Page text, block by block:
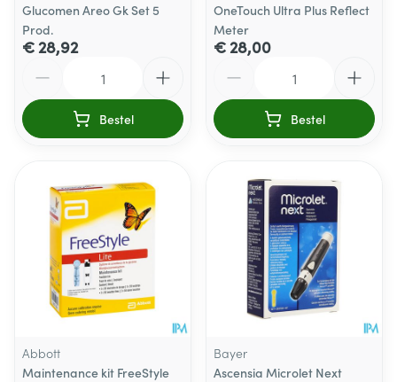
Glucomen Areo Gk Set 5
Prod.
€ 28,92
Bestel
OneTouch Ultra Plus Reflect
Meter
€ 28,00
Bestel
Abbott
Maintenance kit FreeStyle
Bayer
Ascensia Microlet Next